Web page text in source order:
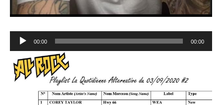
Lecteur
audio
00:00 00:00